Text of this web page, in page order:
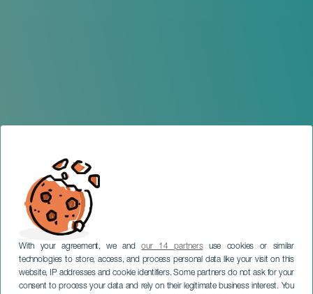
With your agreement, we andour 14 partnersuse cookies or similar
technologies to store, access, and process personal data like your visit on this
website, IP addresses and cookie identifiers. Some partners do not ask for your
consent to process your data and rely on their legitimate business interest. You
TENERIFE